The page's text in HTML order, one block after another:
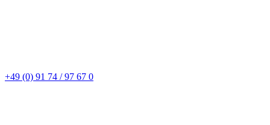
+49 (0) 91 74 / 97 67 0